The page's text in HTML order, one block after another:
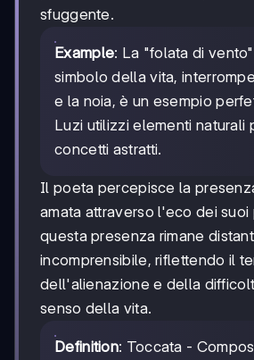
sfuggente.
Example: La "folata di
simbolo della vita,
e la noia, è un esempio
Luzi utilizzi elementi naturali
concetti astratti.
Il poeta percepisce la
amata attraverso l'eco dei suoi
questa presenza rimane
incomprensibile, riflettendo il
dell'alienazione e della
senso della vita.
Definition: Toccata -